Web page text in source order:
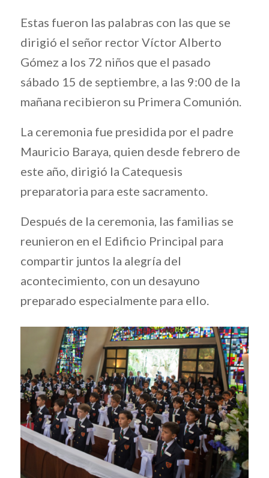
Estas fueron las palabras con las que se
dirigió el señor rector Víctor Alberto
Gómez a los 72 niños que el pasado
sábado 15 de septiembre, a las 9:00 de la
mañana recibieron su Primera Comunión.
La ceremonia fue presidida por el padre
Mauricio Baraya, quien desde febrero de
este año, dirigió la Catequesis
preparatoria para este sacramento.
Después de la ceremonia, las familias se
reunieron en el Edificio Principal para
compartir juntos la alegría del
acontecimiento, con un desayuno
preparado especialmente para ello.